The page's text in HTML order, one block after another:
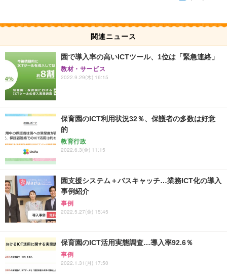
関連ニュース
園で導入率の高いICTツール、1位は「緊急連絡」
教材・サービス
2022.9.29(木) 16:15
保育園のICT利用状況32％、保護者の多数は好意
的
教育行政
2022.6.3(金) 11:15
園支援システム＋バスキャッチ…業務ICT化の導入
事例紹介
事例
2022.5.27(金) 15:45
保育園のICT活用実態調査…導入率92.6％
事例
2022.1.31(月) 17:50